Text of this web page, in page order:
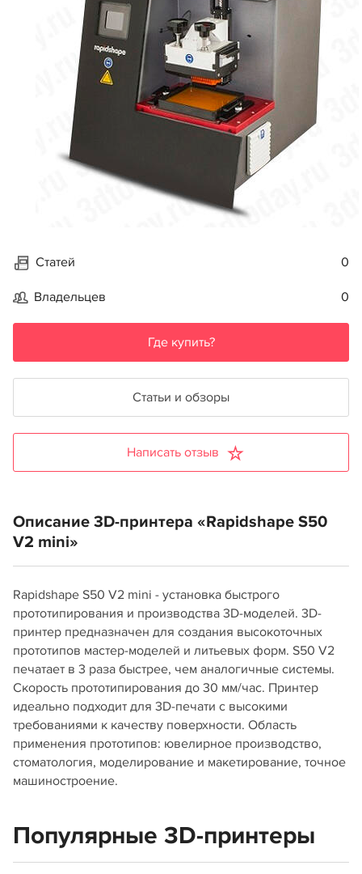
Статей 0
Владельцев 0
Где купить?
Статьи и обзоры
Написать отзыв
Описание 3D-принтера «Rapidshape S50
V2 mini»
Rapidshape S50 V2 mini - установка быстрого
прототипирования и производства 3D-моделей. 3D-
принтер предназначен для создания высокоточных
прототипов мастер-моделей и литьевых форм. S50 V2
печатает в 3 раза быстрее, чем аналогичные системы.
Скорость прототипирования до 30 мм/час. Принтер
идеально подходит для 3D-печати с высокими
требованиями к качеству поверхности. Область
применения прототипов: ювелирное производство,
стоматология, моделирование и макетирование, точное
машиностроение.
Популярные 3D-принтеры